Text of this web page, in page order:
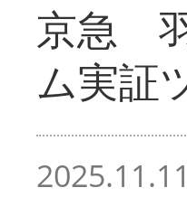
京急
ム実証
2025.11.11